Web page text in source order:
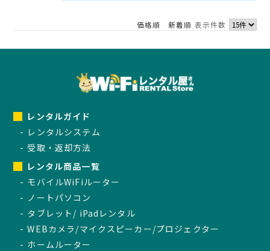
価格順 新着順 表示件数
レンタルガイド
レンタルシステム
受取・返却方法
レンタル商品一覧
モバイルWiFiルーター
ノートパソコン
タブレット/ iPadレンタル
WEBカメラ/マイクスピーカー/プロジェクター
ホームルーター